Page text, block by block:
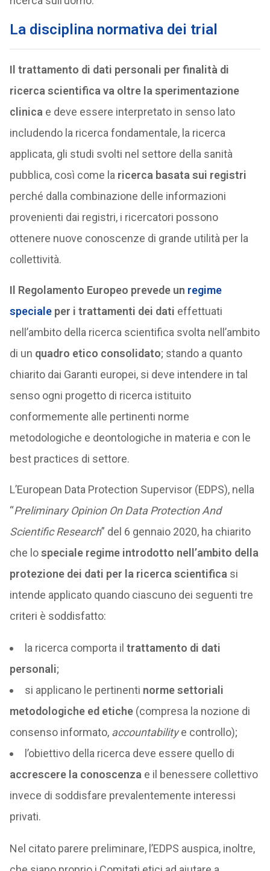
La disciplina normativa dei trial
Il trattamento di dati personali per finalità di
ricerca scientifica va oltre la sperimentazione
clinica e deve essere interpretato in senso lato
includendo la ricerca fondamentale, la ricerca
applicata, gli studi svolti nel settore della sanità
pubblica, così come la ricerca basata sui registri
perché dalla combinazione delle informazioni
provenienti dai registri, i ricercatori possono
ottenere nuove conoscenze di grande utilità per la
collettività.
Il Regolamento Europeo prevede un regime
specialeper i trattamenti dei dati effettuati
nell’ambito della ricerca scientifica svolta nell’ambito
di un quadro etico consolidato; stando a quanto
chiarito dai Garanti europei, si deve intendere in tal
senso ogni progetto di ricerca istituito
conformemente alle pertinenti norme
metodologiche e deontologiche in materia e con le
best practices di settore.
L’European Data Protection Supervisor (EDPS), nella
“Preliminary Opinion On Data Protection And
Scientific Research” del 6 gennaio 2020, ha chiarito
che lospeciale regime introdotto nell’ambito della
protezione dei dati per la ricerca scientifica si
intende applicato quando ciascuno dei seguenti tre
criteri è soddisfatto:
la ricerca comporta il trattamento di dati
personali;
si applicano le pertinenti norme settoriali
metodologiche ed etiche(compresa la nozione di
consenso informato, accountabilitye controllo);
l’obiettivo della ricerca deve essere quello di
accrescere la conoscenza e il benessere collettivo
invece di soddisfare prevalentemente interessi
privati.
Nel citato parere preliminare, l’EDPS auspica, inoltre,